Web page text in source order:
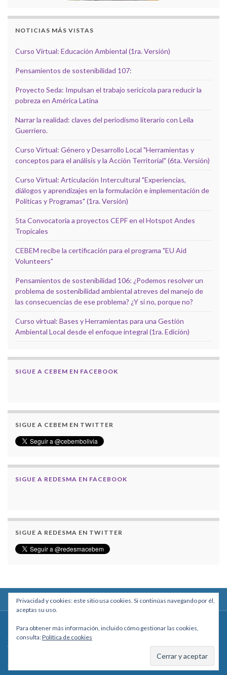
NOTICIAS MÁS VISTAS
Curso Virtual: Educación Ambiental (1ra. Versión)
Pensamientos de sostenibilidad 107:
Proyecto Seda: Impulsan el trabajo sericícola para reducir la
pobreza en América Latina
Narrar la realidad: claves del periodismo literario con Leila
Guerriero.
Curso Virtual: Género y Desarrollo Local "Herramientas y
conceptos para el análisis y la Acción Territorial" (6ta. Versión)
Curso Virtual: Articulación Intercultural "Experiencias,
diálogos y aprendizajes en la formulación e implementación de
Políticas y Programas" (1ra. Versión)
5ta Convocatoria a proyectos CEPF en el Hotspot Andes
Tropicales
CEBEM recibe la certificación para el programa "EU Aid
Volunteers"
Pensamientos de sostenibilidad 106: ¿Podemos resolver un
problema de sostenibilidad ambiental atreves del manejo de
las consecuencias de ese problema? ¿Y si no, porque no?
Curso virtual: Bases y Herramientas para una Gestión
Ambiental Local desde el enfoque integral (1ra. Edición)
SIGUE A CEBEM EN FACEBOOK
SIGUE A CEBEM EN TWITTER
SIGUE A REDESMA EN FACEBOOK
SIGUE A REDESMA EN TWITTER
Calle Macario Pinilla # 2588 esq. Av. Arce, Edificio Arcadia, Mezzanine, Of. 101
- La Paz, Bolivia
Teléfono: +591 2431818 - Celular: +591 73027636
Privacidad y cookies: este sitio usa cookies. Si continúas navegando por él,
aceptas su uso.
Para obtener más información, incluido cómo gestionar las cookies,
consulta:Política de cookies